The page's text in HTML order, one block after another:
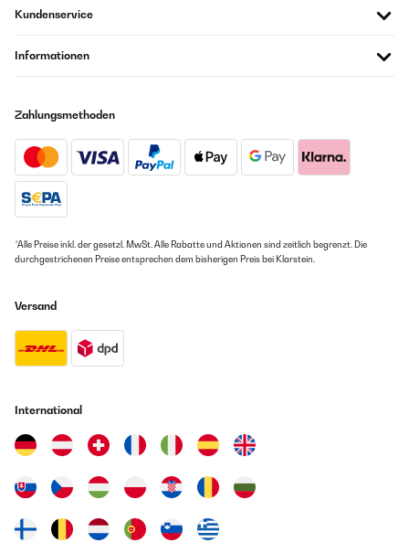
Kundenservice
Informationen
Zahlungsmethoden
*Alle Preise inkl. der gesetzl. MwSt. Alle Rabatte und Aktionen sind zeitlich begrenzt. Die
durchgestrichenen Preise entsprechen dem bisherigen Preis bei Klarstein.
Versand
International